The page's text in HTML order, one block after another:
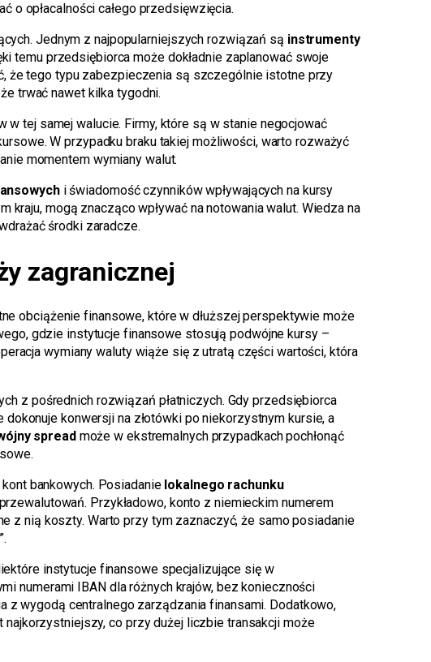
o opłacalności całego przedsięwzięcia.
Jednym z najpopularniejszych rozwiązań są instrumenty
temu przedsiębiorca może dokładnie zaplanować swoje
że tego typu zabezpieczenia są szczególnie istotne przy
trwać nawet kilka tygodni.
tej samej walucie. Firmy, które są w stanie negocjować
W przypadku braku takiej możliwości, warto rozważyć
momentem wymiany walut.
i świadomość czynników wpływających na kursy
mogą znacząco wpływać na notowania walut. Wiedza na
środki zaradcze.
zagranicznej
obciążenie finansowe, które w dłuższej perspektywie może
gdzie instytucje finansowe stosują podwójne kursy –
wymiany waluty wiąże się z utratą części wartości, która
z pośrednich rozwiązań płatniczych. Gdy przedsiębiorca
konwersji na złotówki po niekorzystnym kursie, a
spread może w ekstremalnych przypadkach pochłonąć
bankowych. Posiadanie lokalnego rachunku
Przykładowo, konto z niemieckim numerem
z nią koszty. Warto przy tym zaznaczyć, że samo posiadanie
instytucje finansowe specjalizujące się w
numerami IBAN dla różnych krajów, bez konieczności
z wygodą centralnego zarządzania finansami. Dodatkowo,
co przy dużej liczbie transakcji może